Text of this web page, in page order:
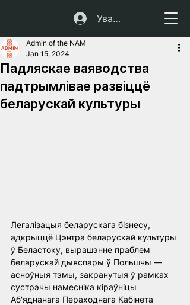
Увайсці
Падляскае ваяводства
падтрымлівае развіццё
беларускай культуры
Admin of the NAM
Jan 15, 2024
Легалізацыя беларускага бізнесу,
адкрыццё Цэнтра беларускай культуры
ў Беластоку, вырашэнне праблем
беларускай дыяспары ў Польшчы —
асноўныя тэмы, закранутыя ў рамках
сустрэчы намесніка кіраўніцы
Аб'яднанага Пераходнага Кабінета